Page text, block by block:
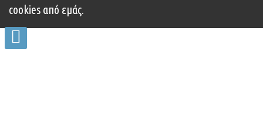
cookies από εμάς.